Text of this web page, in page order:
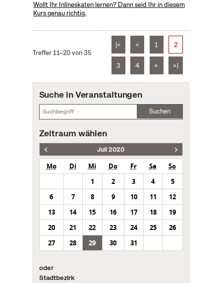
Wollt Ihr Inlineskaten lernen? Dann seid Ihr in diesem
Kurs genau richtig.
Treffer 11–20 von 35
|< < 1 2
3 4 > >|
Suche in Veranstaltungen
Suchen
Zeitraum wählen
Juli 2020
Mo Di Mi Do Fr Sa
So
1
2 3 4
5
6
7 8 9 10 11
12
13
14 15 16 17 18
19
20
21 22 23 24 25
26
27
28 29 30 31
oder
Stadtbezirk